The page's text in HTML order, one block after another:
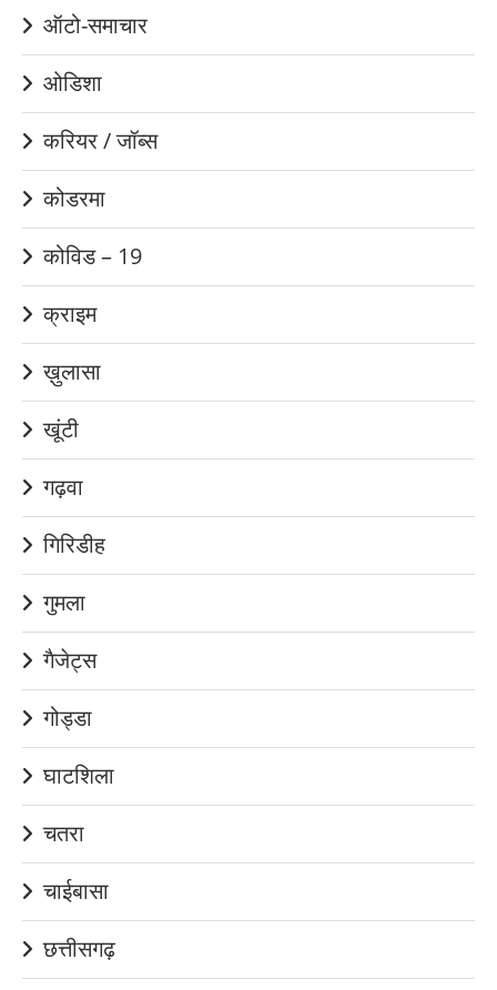
ऑटो-समाचार
ओडिशा
करियर / जॉब्स
कोडरमा
कोविड – 19
क्राइम
ख़ुलासा
खूंटी
गढ़वा
गिरिडीह
गुमला
गैजेट्स
गोड्डा
घाटशिला
चतरा
चाईबासा
छत्तीसगढ़